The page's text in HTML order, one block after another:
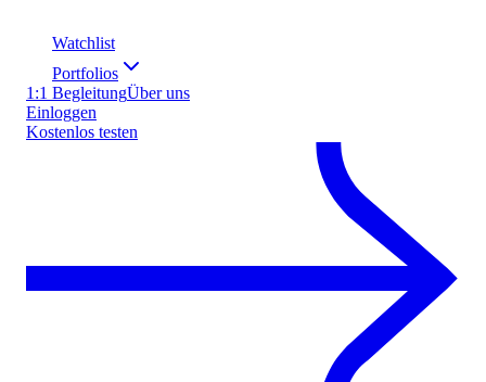
Watchlist
Portfolios
1:1 BegleitungÜber uns
Einloggen
Kostenlos testen